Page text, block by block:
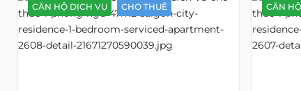
CĂN HỘ DỊCH VỤ CHO THUÊ CĂN